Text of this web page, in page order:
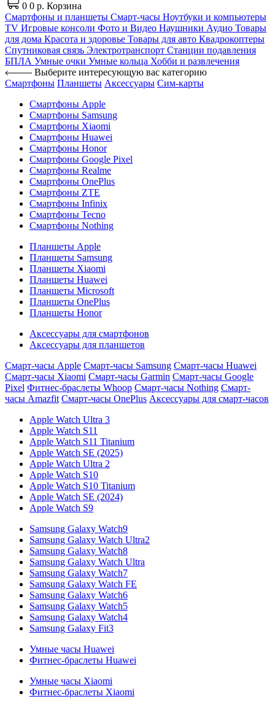
0 0 р. Корзина
Смартфоны и планшеты Смарт-часы Ноутбуки и компьютеры
TV Игровые консоли Фото и Видео Наушники Аудио Товары
для дома Красота и здоровье Товары для авто Квадрокоптеры
Спутниковая связь Электротранспорт Станции подавления
БПЛА Умные очки Умные кольца Хобби и развлечения
Выберите интересующую вас категорию
Смартфоны Планшеты Аксессуары Сим-карты
Смартфоны Apple
Смартфоны Samsung
Смартфоны Xiaomi
Смартфоны Huawei
Смартфоны Honor
Смартфоны Google Pixel
Смартфоны Realme
Смартфоны OnePlus
Смартфоны ZTE
Смартфоны Infinix
Смартфоны Tecno
Смартфоны Nothing
Планшеты Apple
Планшеты Samsung
Планшеты Xiaomi
Планшеты Huawei
Планшеты Microsoft
Планшеты OnePlus
Планшеты Honor
Аксессуары для смартфонов
Аксессуары для планшетов
Смарт-часы Apple Смарт-часы Samsung Смарт-часы Huawei
Смарт-часы Xiaomi Смарт-часы Garmin Смарт-часы Google
Pixel Фитнес-браслеты Whoop Смарт-часы Nothing Смарт-
часы Amazfit Смарт-часы OnePlus Аксессуары для смарт-часов
Apple Watch Ultra 3
Apple Watch S11
Apple Watch S11 Titanium
Apple Watch SE (2025)
Apple Watch Ultra 2
Apple Watch S10
Apple Watch S10 Titanium
Apple Watch SE (2024)
Apple Watch S9
Samsung Galaxy Watch9
Samsung Galaxy Watch Ultra2
Samsung Galaxy Watch8
Samsung Galaxy Watch Ultra
Samsung Galaxy Watch7
Samsung Galaxy Watch FE
Samsung Galaxy Watch6
Samsung Galaxy Watch5
Samsung Galaxy Watch4
Samsung Galaxy Fit3
Умные часы Huawei
Фитнес-браслеты Huawei
Умные часы Xiaomi
Фитнес-браслеты Xiaomi